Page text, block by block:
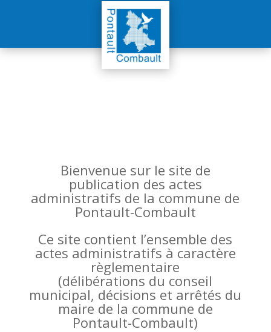
Bienvenue sur le site de
publication des actes
administratifs de la commune de
Pontault-Combault
Ce site contient l’ensemble des
actes administratifs à caractère
règlementaire
(délibérations du conseil
municipal, décisions et arrêtés du
maire de la commune de
Pontault-Combault)